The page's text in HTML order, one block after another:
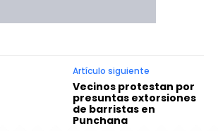
Artículo siguiente
Vecinos protestan por
presuntas extorsiones
de barristas en
Punchana